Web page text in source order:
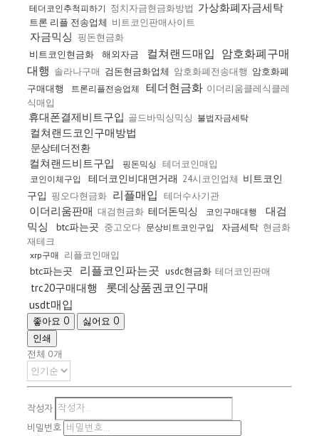
테더코인추척피하기 정치자금현금화방법 가상화폐자금세탁
트론 리플 전송업체 비트코인판매사이트
자금믹싱 핑돈현금화
비트코인현금화
해외자금 컬쳐랜드매입 암호화폐구매
대행 솔라나구매 검돈현금화업체 암호화폐전송대행 암호화폐
구매대행
트론리플전송업체 테더현금화 이더리움클레식클레
식매입
휴대폰결제비트구입 골드바믹싱믹싱 불법자금세탁
컬쳐랜드코인구매방법
문상테더전환
컬쳐랜드비트구입 핑돈믹싱 테더코인매입
코인이체구입 테더코인비대면거래 24시코인업체 비트코인
구입 핑오다현금화 리플매입 테더수사기관
이더리움판매 대검현금화 테더돈믹싱 코인구매대행
대검
믹싱
btc파는곳 중고오다 문상비트코인구입 자금세탁 현금화
재테크
xrp구매 리플코인매입
btc파는곳 리플코인파는곳 usdc현금화 테더코인판매
trc20구매대행
롯데상품권코인구매
usdt매입
좋아요 0 싫어요 0
인쇄
전체 0개
작성자
비밀번호